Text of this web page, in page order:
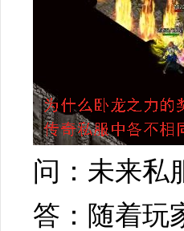
问：未来私
答：随着玩